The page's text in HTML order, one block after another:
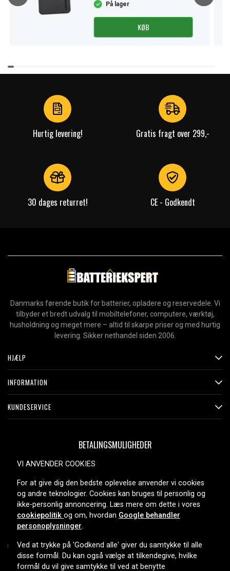
På lager
KØB
Item
1
Hurtig levering! Gratis fragt over 299,-
30 dages returret! CE - Godkendt
Danmarks førende butik for batterier, opladere og reservedele. Vi
tilbyder et bredt udvalg til mobiltelefoner, computere, værktøj,
husholdning og meget mere – altid til skarpe priser og med hurtig
levering. Sikker nethandel siden 2006.
HJÆLP
INFORMATION
KUNDESERVICE
BETALINGSMULIGHEDER
LEVERINGSMULIGHEDER
VI ANVENDER COOKIES
For at give dig den bedste oplevelse anvender vi cookies
og andre teknologier. Cookies kan bruges til personlig og
ikke-personlig annoncering. Læs mere om dette i vores
cookiepolitik og om, hvordan Google behandler
personoplysninger.
Ved at trykke på 'Godkend alle' giver du samtykke til alle
disse formål. Du kan også vælge at tilkendegive, hvilke
formål du vil give samtykke til ved at benytte